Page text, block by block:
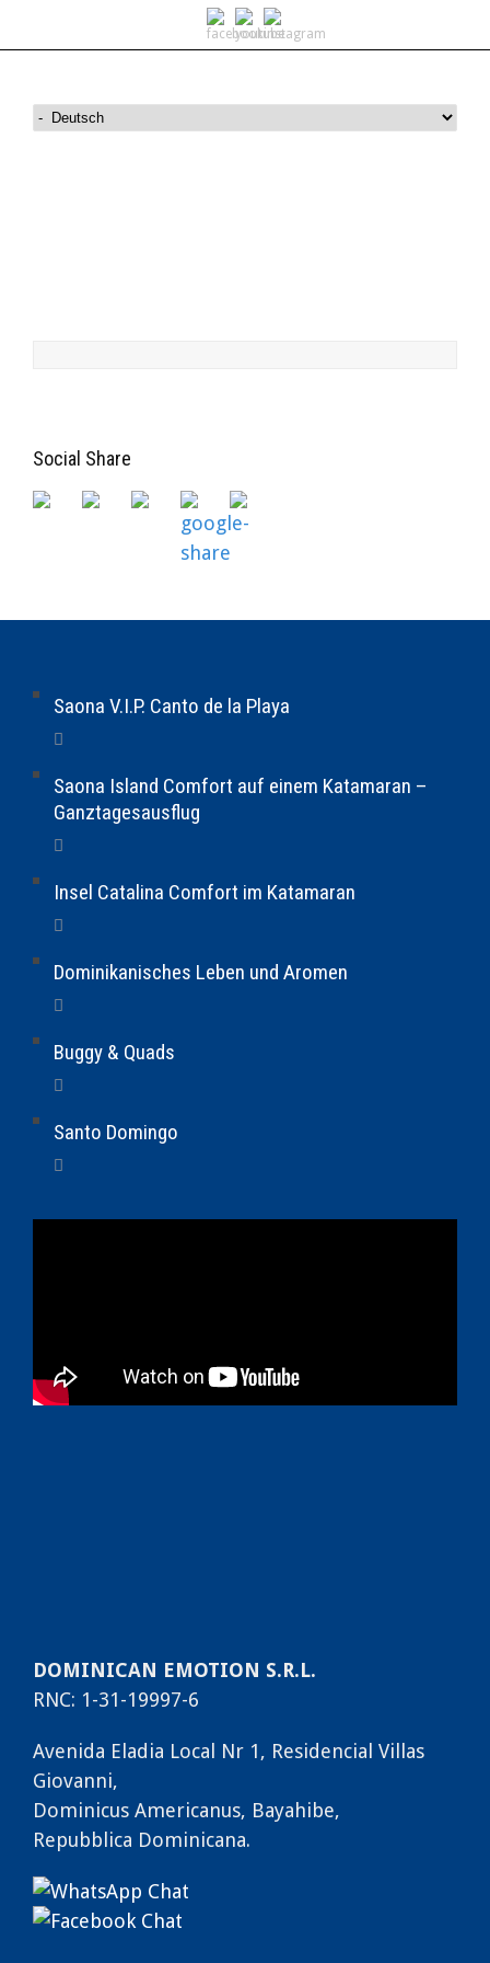
Social Share
Saona V.I.P. Canto de la Playa
Saona Island Comfort auf einem Katamaran –
Ganztagesausflug
Insel Catalina Comfort im Katamaran
Dominikanisches Leben und Aromen
Buggy & Quads
Santo Domingo
DOMINICAN EMOTION S.R.L.
RNC: 1-31-19997-6
Avenida Eladia Local Nr 1, Residencial Villas
Giovanni,
Dominicus Americanus, Bayahibe,
Repubblica Dominicana.